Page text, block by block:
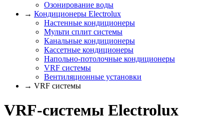
Озонирование воды
→ Кондиционеры Electrolux
Настенные кондиционеры
Мульти сплит системы
Канальные кондиционеры
Кассетные кондиционеры
Напольно-потолочные кондиционеры
VRF системы
Вентиляционные установки
→ VRF системы
VRF-системы Electrolux